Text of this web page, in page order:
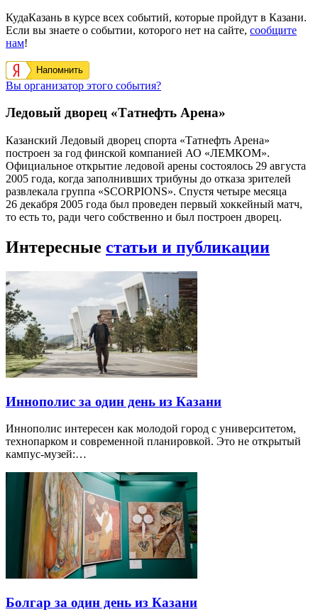
КудаКазань в курсе всех событий, которые пройдут в Казани.
Если вы знаете о событии, которого нет на сайте, сообщите
нам!
Напомнить
Вы организатор этого события?
Ледовый дворец «Татнефть Арена»
Казанский Ледовый дворец спорта «Татнефть Арена»
построен за год финской компанией АО «ЛЕМКОМ».
Официальное открытие ледовой арены состоялось 29 августа
2005 года, когда заполнивших трибуны до отказа зрителей
развлекала группа «SCORPIONS». Спустя четыре месяца
26 декабря 2005 года был проведен первый хоккейный матч,
то есть то, ради чего собственно и был построен дворец.
Интересные статьи и публикации
Иннополис за один день из Казани
Иннополис интересен как молодой город с университетом,
технопарком и современной планировкой. Это не открытый
кампус-музей:…
Болгар за один день из Казани